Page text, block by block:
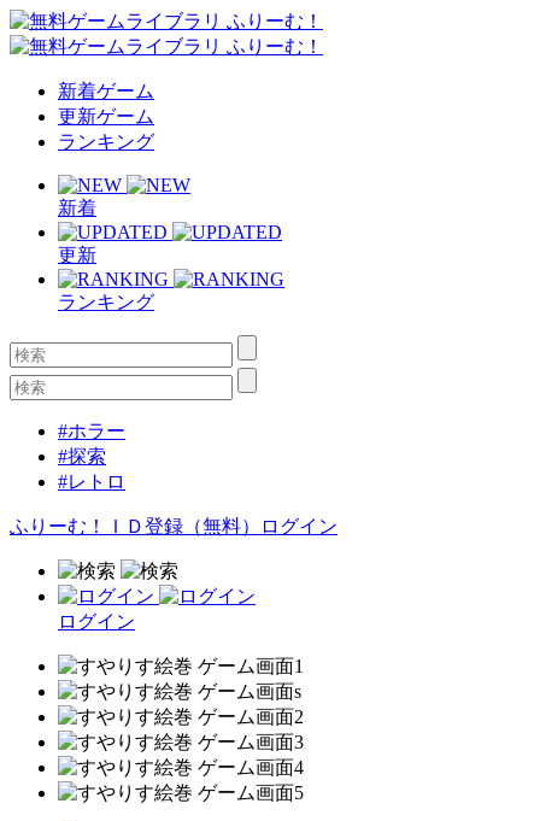
新着ゲーム
更新ゲーム
ランキング
新着
更新
ランキング
#ホラー
#探索
#レトロ
ふりーむ！ＩＤ登録（無料） ログイン
ログイン